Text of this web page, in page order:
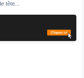
tête...